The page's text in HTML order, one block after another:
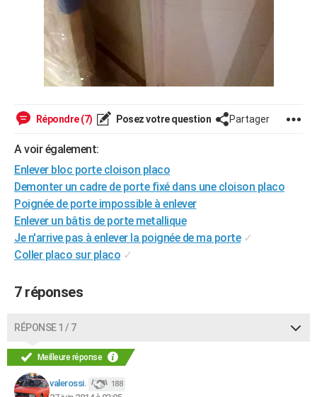
Répondre (7) Posez votre question Partager
A voir également:
Enlever bloc porte cloison placo
Demonter un cadre de porte fixé dans une cloison placo
Poignée de porte impossible à enlever
Enlever un bâtis de porte metallique
Je n'arrive pas à enlever la poignée de ma porte ✓
Coller placo sur placo ✓
7 réponses
RÉPONSE 1 / 7
Meilleure réponse
valerossi. 188